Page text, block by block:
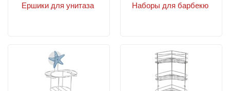
Ершики для унитаза Наборы для барбекю